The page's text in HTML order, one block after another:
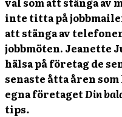
inte titta på
att stänga av
jobbmöten. Jeanette
hälsa på företag de
senaste åtta åren
egna företagetDin
tips.